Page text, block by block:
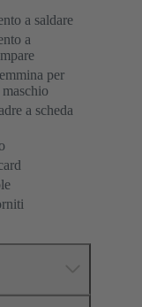
a saldare
a
per
a scheda